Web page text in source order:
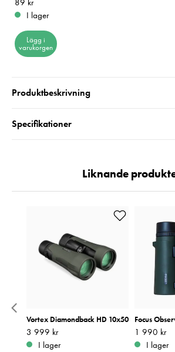
I lager
Lägg i
varukorgen
Produktbeskrivning
Specifikationer
Liknande
Vortex Diamondback HD 10x50
Pris:3 999 kr
3 999 kr
I lager
Focus
Pris:1 990
1 990 kr
I lager